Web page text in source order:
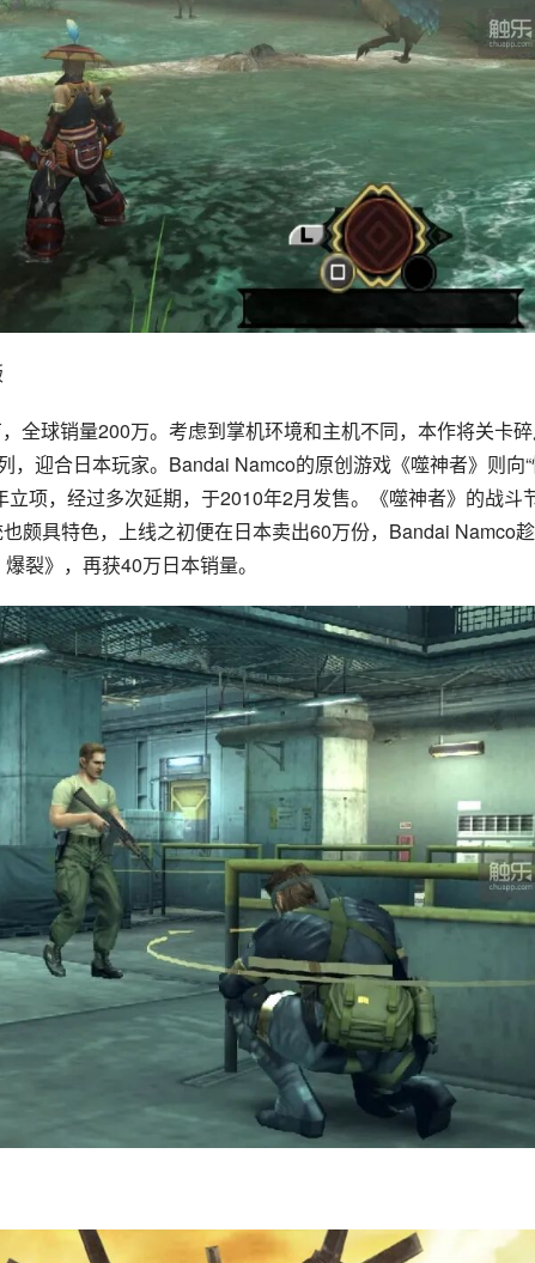
全球销量200万。考虑到掌机环境和主机不同，本作将关卡
，迎合日本玩家。Bandai Namco的原创游戏《噬神者》则向
项，经过多次延期，于2010年2月发售。《噬神者》的战斗
也颇具特色，上线之初便在日本卖出60万份，Bandai Namco
裂》，再获40万日本销量。